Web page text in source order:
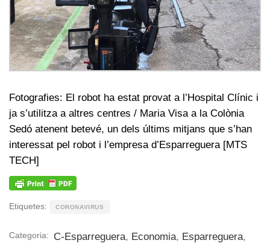
Fotografies: El robot ha estat provat a l’Hospital Clínic i
ja s’utilitza a altres centres / Maria Visa a la Colònia
Sedó atenent betevé, un dels últims mitjans que s’han
interessat pel robot i l’empresa d’Esparreguera [MTS
TECH]
Etiquetes: CORONAVIRUS
Categoria: C-Esparreguera, Economia, Esparreguera,